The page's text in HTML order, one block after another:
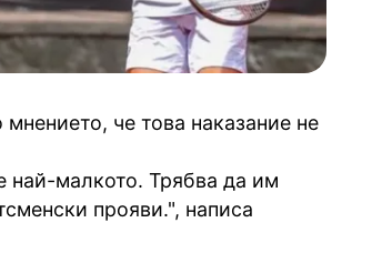
че това наказание не
най-малкото. Трябва да им
прояви.", написа